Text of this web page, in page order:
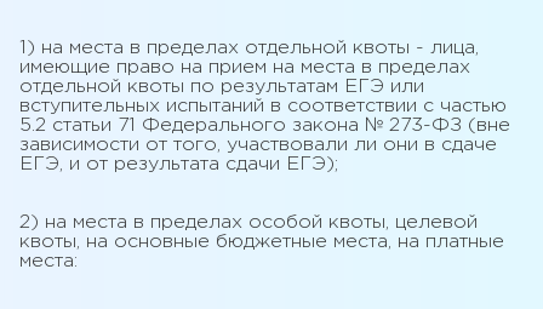
1) на места в пределах отдельной квоты - лица,
имеющие право на прием на места в пределах
отдельной квоты по результатам ЕГЭ или
вступительных испытаний в соответствии с частью
5.2 статьи 71 Федерального закона № 273-ФЗ (вне
зависимости от того, участвовали ли они в сдаче
ЕГЭ, и от результата сдачи ЕГЭ);
2) на места в пределах особой квоты, целевой
квоты, на основные бюджетные места, на платные
места: